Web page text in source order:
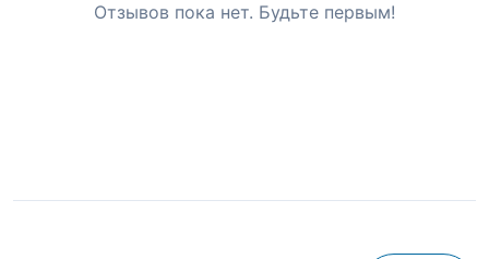
Отзывов пока нет. Будьте первым!